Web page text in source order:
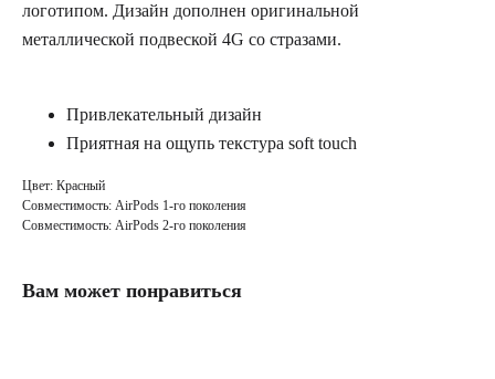
логотипом. Дизайн дополнен оригинальной
металлической подвеской 4G со стразами.
Привлекательный дизайн
Приятная на ощупь текстура soft touch
Цвет: Красный
Совместимость: AirPods 1-го поколения
Совместимость: AirPods 2-го поколения
Вам может понравиться